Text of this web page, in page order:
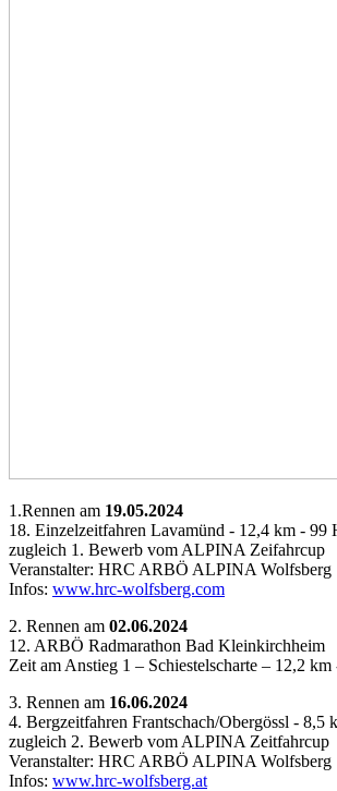
1.Rennen am 19.05.2024
18. Einzelzeitfahren Lavamünd - 12,4 km - 99
zugleich 1. Bewerb vom ALPINA Zeifahrcup
Veranstalter: HRC ARBÖ ALPINA Wolfsberg
Infos: www.hrc-wolfsberg.com
2. Rennen am 02.06.2024
12. ARBÖ Radmarathon Bad Kleinkirchheim
Zeit am Anstieg 1 – Schiestelscharte – 12,2
3. Rennen am 16.06.2024
4. Bergzeitfahren Frantschach/Obergössl - 8,5
zugleich 2. Bewerb vom ALPINA Zeitfahrcup
Veranstalter: HRC ARBÖ ALPINA Wolfsberg
Infos: www.hrc-wolfsberg.at